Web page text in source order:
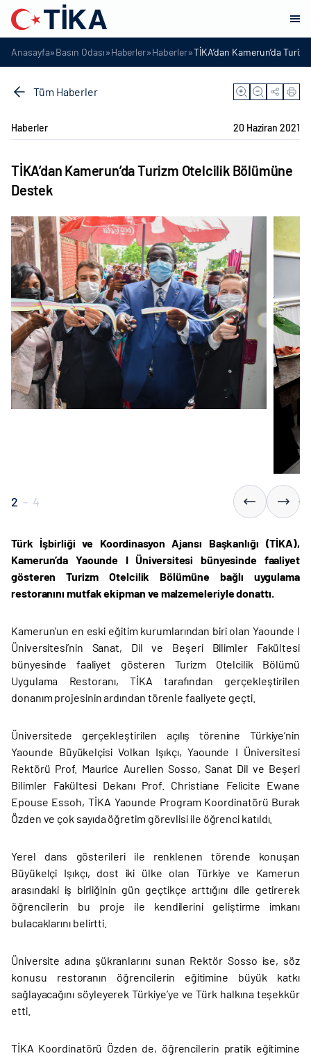
Anasayfa»Basın Odası»Haberler»Haberler»TİKA’dan Kamerun’da
Tüm Haberler
Haberler 20 Haziran 2021
TİKA’dan Kamerun’da Turizm Otelcilik Bölümüne
Destek
2 - 4
Türk İşbirliği ve Koordinasyon Ajansı Başkanlığı (TİKA),
Kamerun’da Yaounde I Üniversitesi bünyesinde faaliyet
gösteren Turizm Otelcilik Bölümüne bağlı uygulama
restoranını mutfak ekipman ve malzemeleriyle donattı.
Kamerun’un en eski eğitim kurumlarından biri olan Yaounde I
Üniversitesi’nin Sanat, Dil ve Beşeri Bilimler Fakültesi
bünyesinde faaliyet gösteren Turizm Otelcilik Bölümü
Uygulama Restoranı, TİKA tarafından gerçekleştirilen
donanım projesinin ardından törenle faaliyete geçti.
Üniversitede gerçekleştirilen açılış törenine Türkiye’nin
Yaounde Büyükelçisi Volkan Işıkçı, Yaounde I Üniversitesi
Rektörü Prof. Maurice Aurelien Sosso, Sanat Dil ve Beşeri
Bilimler Fakültesi Dekanı Prof. Christiane Felicite Ewane
Epouse Essoh, TİKA Yaounde Program Koordinatörü Burak
Özden ve çok sayıda öğretim görevlisi ile öğrenci katıldı.
Yerel dans gösterileri ile renklenen törende konuşan
Büyükelçi Işıkçı, dost iki ülke olan Türkiye ve Kamerun
arasındaki iş birliğinin gün geçtikçe arttığını dile getirerek
öğrencilerin bu proje ile kendilerini geliştirme imkanı
bulacaklarını belirtti.
Üniversite adına şükranlarını sunan Rektör Sosso ise, söz
konusu restoranın öğrencilerin eğitimine büyük katkı
sağlayacağını söyleyerek Türkiye’ye ve Türk halkına teşekkür
etti.
TİKA Koordinatörü Özden de, öğrencilerin pratik eğitimine